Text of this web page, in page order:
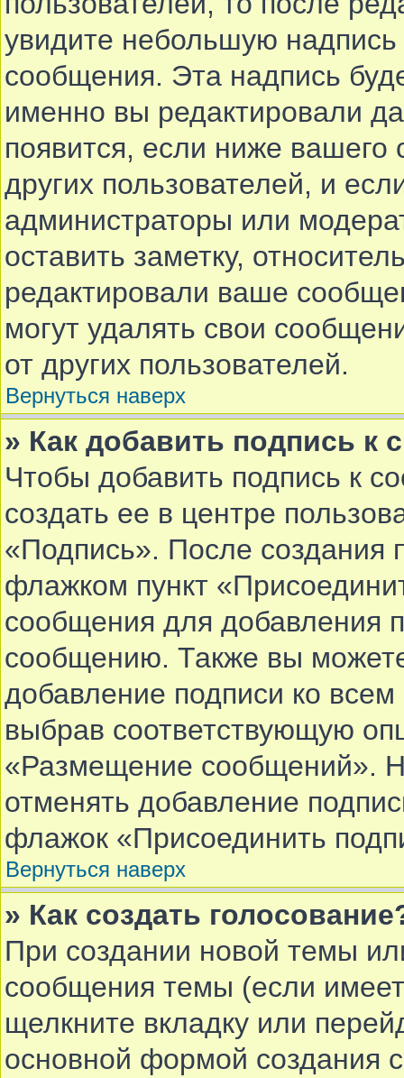
увидите небольшую
сообщения. Эта надпись
именно вы редактировали
появится, если ниже
других пользователей, и
администраторы или
оставить заметку,
редактировали ваше
могут удалять свои
от других пользователей.
Вернуться наверх
» Как добавить подпись
Чтобы добавить подпись к
создать ее в центре
«Подпись». После создания
флажком пункт
сообщения для добавления
сообщению. Также вы
добавление подписи ко
выбрав соответствующую
«Размещение сообщений».
отменять добавление
флажок «Присоединить
Вернуться наверх
» Как создать
При создании новой темы
сообщения темы (если
щелкните вкладку или
основной формой создания